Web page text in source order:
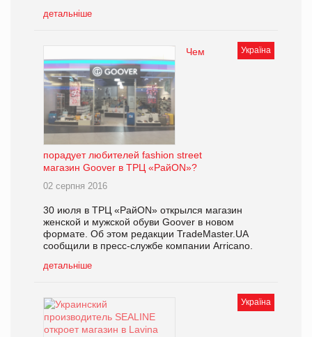
детальніше
Україна
Чем
порадует любителей fashion street
магазин Goover в ТРЦ «РайON»?
02 серпня 2016
30 июля в ТРЦ «РайON» открылся магазин
женской и мужской обуви Goover в новом
формате. Об этом редакции TradeMaster.UA
сообщили в пресс-службе компании Arricano.
детальніше
Україна